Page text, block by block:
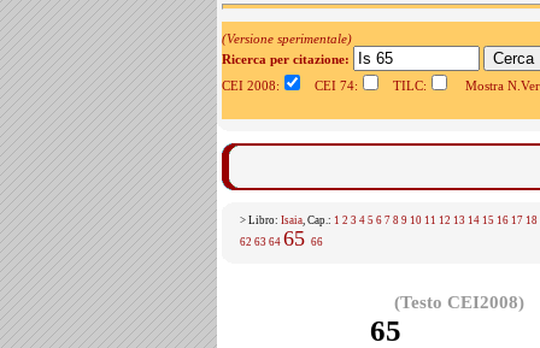
(Versione sperimentale)
Ricerca per citazione:
CEI 2008:
CEI 74: TILC: Mostra
> Libro: Isaia, Cap.: 1 2 3 4 5 6 7 8 9 10 11 12 13 14 15 16 17 18
62 63 64 65 66
(Testo CEI2008)
65